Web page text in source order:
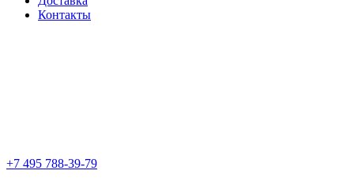
Контакты
+7 495 788-39-79